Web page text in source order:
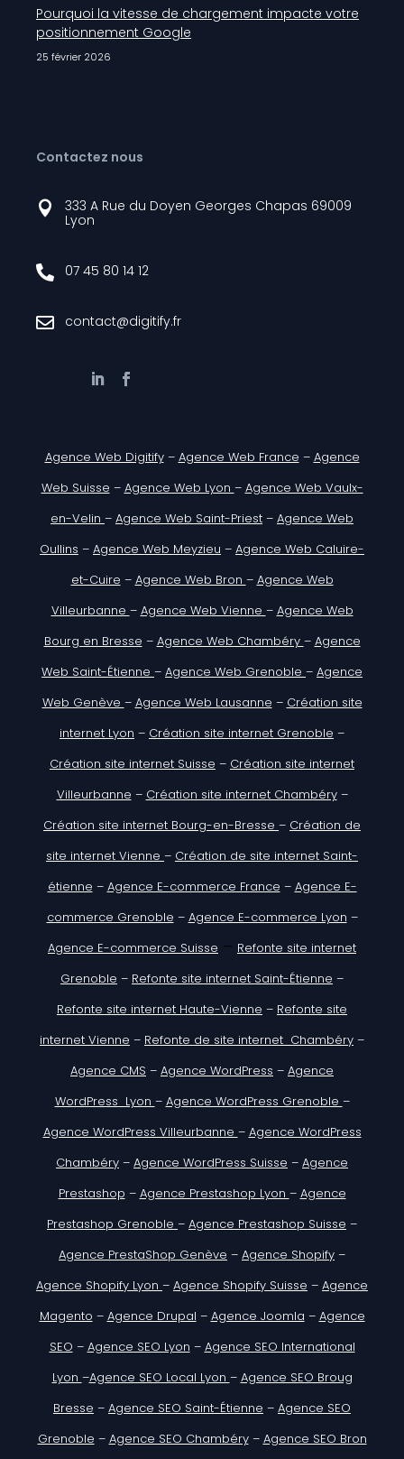
Pourquoi la vitesse de chargement impacte votre
positionnement Google
25 février 2026
Contactez nous

333 A Rue du Doyen Georges Chapas 69009
Lyon
 07 45 80 14 12
 contact@digitify.fr
Agence Web Digitify– Agence Web France – Agence
Web Suisse – Agence Web Lyon – Agence Web Vaulx-
en-Velin – Agence Web Saint-Priest – Agence Web
Oullins – Agence Web Meyzieu – Agence Web Caluire-
et-Cuire – Agence Web Bron – Agence Web
Villeurbanne – Agence Web Vienne – Agence Web
Bourg en Bresse – Agence Web Chambéry – Agence
Web Saint-Étienne – Agence Web Grenoble – Agence
Web Genève – Agence Web Lausanne – Création site
internet Lyon – Création site internet Grenoble –
Création site internet Suisse – Création site internet
Villeurbanne – Création site internet Chambéry–
Création site internet Bourg-en-Bresse – Création de
site internet Vienne – Création de site internet Saint-
étienne – Agence E-commerce France – Agence E-
commerce Grenoble – Agence E-commerce Lyon –
Agence E-commerce Suisse – Refonte site internet
Grenoble – Refonte site internet Saint-Étienne –
Refonte site internet Haute-Vienne – Refonte site
internet Vienne – Refonte de site internet Chambéry –
Agence CMS – Agence WordPress – Agence
WordPress Lyon – Agence WordPress Grenoble –
Agence WordPress Villeurbanne – Agence WordPress
Chambéry – Agence WordPress Suisse – Agence
Prestashop – Agence Prestashop Lyon – Agence
Prestashop Grenoble – Agence Prestashop Suisse –
Agence PrestaShop Genève – Agence Shopify –
Agence Shopify Lyon – Agence Shopify Suisse – Agence
Magento – Agence Drupal – Agence Joomla – Agence
SEO – Agence SEO Lyon – Agence SEO International
Lyon –Agence SEO Local Lyon – Agence SEO Broug
Bresse – Agence SEO Saint-Étienne – Agence SEO
Grenoble – Agence SEO Chambéry– Agence SEO Bron